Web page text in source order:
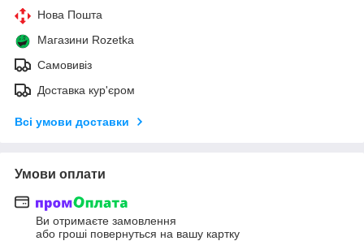
Нова Пошта
Магазини Rozetka
Самовивіз
Доставка кур'єром
Всі умови доставки
Умови оплати
Ви отримаєте замовлення
або гроші повернуться на вашу картку